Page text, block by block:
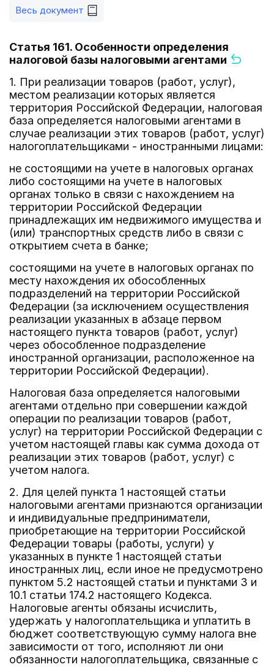
Весь документ
Статья 161. Особенности определения
налоговой базы налоговыми агентами
1. При реализации товаров (работ, услуг),
местом реализации которых является
территория Российской Федерации, налоговая
база определяется налоговыми агентами в
случае реализации этих товаров (работ, услуг)
налогоплательщиками - иностранными лицами:
не состоящими на учете в налоговых органах
либо состоящими на учете в налоговых
органах только в связи с нахождением на
территории Российской Федерации
принадлежащих им недвижимого имущества и
(или) транспортных средств либо в связи с
открытием счета в банке;
состоящими на учете в налоговых органах по
месту нахождения их обособленных
подразделений на территории Российской
Федерации (за исключением осуществления
реализации указанных в абзаце первом
настоящего пункта товаров (работ, услуг)
через обособленное подразделение
иностранной организации, расположенное на
территории Российской Федерации).
Налоговая база определяется налоговыми
агентами отдельно при совершении каждой
операции по реализации товаров (работ,
услуг) на территории Российской Федерации с
учетом настоящей главы как сумма дохода от
реализации этих товаров (работ, услуг) с
учетом налога.
2. Для целей пункта 1 настоящей статьи
налоговыми агентами признаются организации
и индивидуальные предприниматели,
приобретающие на территории Российской
Федерации товары (работы, услуги) у
указанных в пункте 1 настоящей статьи
иностранных лиц, если иное не предусмотрено
пунктом 5.2 настоящей статьи и пунктами 3 и
10.1 статьи 174.2 настоящего Кодекса.
Налоговые агенты обязаны исчислить,
удержать у налогоплательщика и уплатить в
бюджет соответствующую сумму налога вне
зависимости от того, исполняют ли они
обязанности налогоплательщика, связанные с